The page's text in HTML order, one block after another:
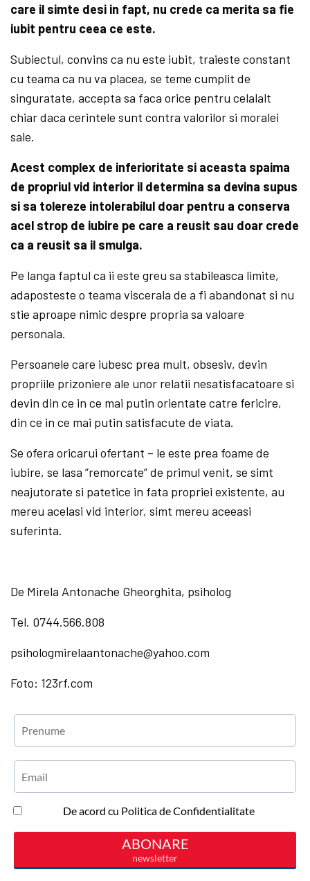
care il simte desi in fapt, nu crede ca merita sa fie
iubit pentru ceea ce este.
Subiectul, convins ca nu este iubit, traieste constant
cu teama ca nu va placea, se teme cumplit de
singuratate, accepta sa faca orice pentru celalalt
chiar daca cerintele sunt contra valorilor si moralei
sale.
Acest complex de inferioritate si aceasta spaima
de propriul vid interior il determina sa devina supus
si sa tolereze intolerabilul doar pentru a conserva
acel strop de iubire pe care a reusit sau doar crede
ca a reusit sa il smulga.
Pe langa faptul ca ii este greu sa stabileasca limite,
adaposteste o teama viscerala de a fi abandonat si nu
stie aproape nimic despre propria sa valoare
personala.
Persoanele care iubesc prea mult, obsesiv, devin
propriile prizoniere ale unor relatii nesatisfacatoare si
devin din ce in ce mai putin orientate catre fericire,
din ce in ce mai putin satisfacute de viata.
Se ofera oricarui ofertant – le este prea foame de
iubire, se lasa ”remorcate” de primul venit, se simt
neajutorate si patetice in fata propriei existente, au
mereu acelasi vid interior, simt mereu aceeasi
suferinta.
De Mirela Antonache Gheorghita, psiholog
Tel. 0744.566.808
psihologmirelaantonache@yahoo.com
Foto: 123rf.com